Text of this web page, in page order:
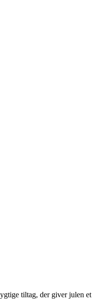
tiltag, der giver julen et